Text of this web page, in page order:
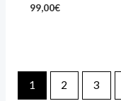
99,00€
1 2 3